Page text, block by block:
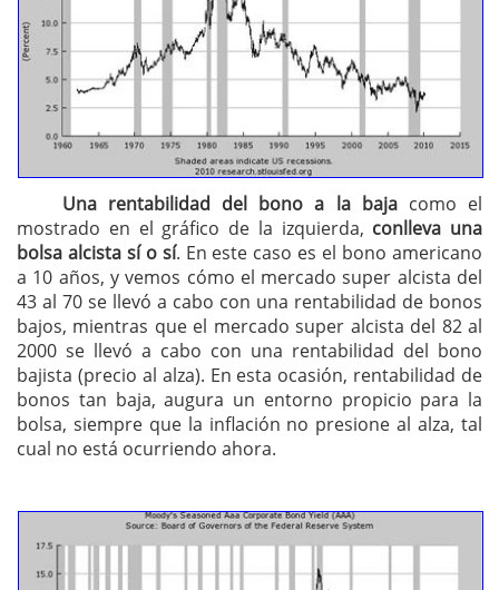
Una rentabilidad del bono a la bajacomo el
mostrado en el gráfico de la izquierda, conlleva una
bolsa alcista sí o sí. En este caso es el bono americano
a 10 años, y vemos cómo el mercado super alcista del
43 al 70 se llevó a cabo con una rentabilidad de bonos
bajos, mientras que el mercado super alcista del 82 al
2000 se llevó a cabo con una rentabilidad del bono
bajista (precio al alza). En esta ocasión, rentabilidad de
bonos tan baja, augura un entorno propicio para la
bolsa, siempre que la inflación no presione al alza, tal
cual no está ocurriendo ahora.